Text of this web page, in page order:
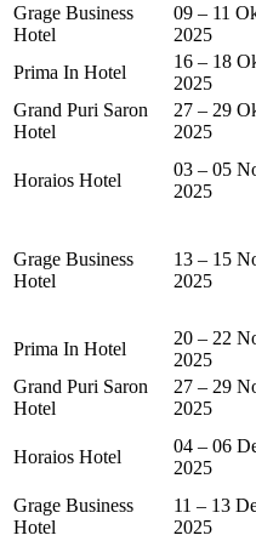
Grage Business
Hotel
09 – 11
2025
Prima In Hotel
16 – 18
2025
Grand Puri Saron
Hotel
27 – 29
2025
Horaios Hotel
03 – 05
2025
Grage Business
Hotel
13 – 15
2025
Prima In Hotel
20 – 22
2025
Grand Puri Saron
Hotel
27 – 29
2025
Horaios Hotel
04 – 06
2025
Grage Business
Hotel
11 – 13
2025